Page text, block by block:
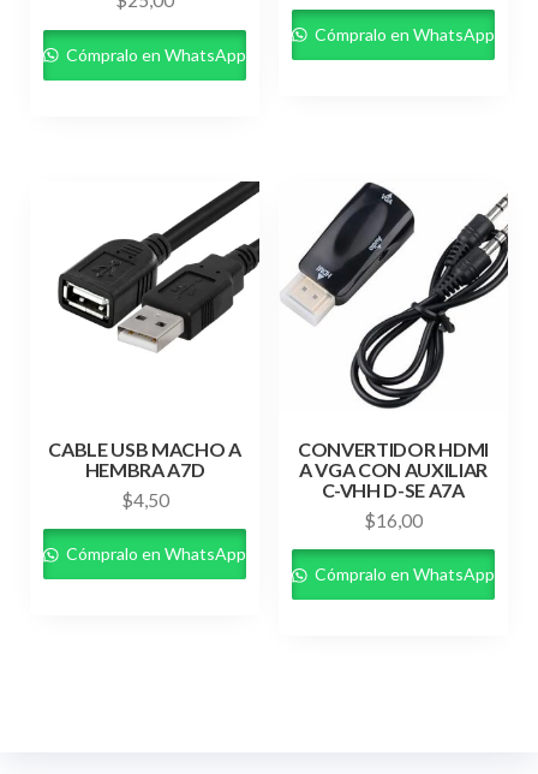
Cómpralo en WhatsApp
Cómpralo en WhatsApp
CABLE USB MACHO A
HEMBRA A7D
$4,50
Cómpralo en WhatsApp
CONVERTIDOR HDMI
A VGA CON AUXILIAR
C-VHH D-SE A7A
$16,00
Cómpralo en WhatsApp